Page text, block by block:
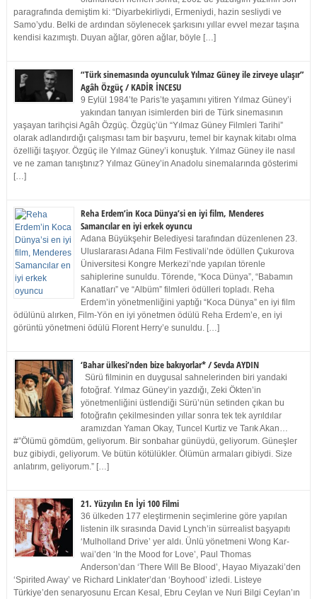
paragrafında demiştim ki: “Diyarbekirliydi, Ermeniydi, hazin sesliydi ve
Samo’ydu. Belki de ardından söylenecek şarkısını yıllar evvel mezar taşına
kendisi kazımıştı. Duyan ağlar, gören ağlar, böyle […]
“Türk sinemasında oyunculuk Yılmaz Güney ile zirveye ulaşır”
Agâh Özgüç / KADİR İNCESU
9 Eylül 1984’te Paris’te yaşamını yitiren Yılmaz Güney’i
yakından tanıyan isimlerden biri de Türk sinemasının
yaşayan tarihçisi Agâh Özgüç. Özgüç’ün “Yılmaz Güney Filmleri Tarihi”
olarak adlandırdığı çalışması tam bir başvuru, temel bir kaynak kitabı olma
özelliği taşıyor. Özgüç ile Yılmaz Güney’i konuştuk. Yılmaz Güney ile nasıl
ve ne zaman tanıştınız? Yılmaz Güney’in Anadolu sinemalarında gösterimi
[…]
Reha Erdem’in Koca Dünya’si en iyi film, Menderes
Samancılar en iyi erkek oyuncu
Adana Büyükşehir Belediyesi tarafından düzenlenen 23.
Uluslararası Adana Film Festivali’nde ödüllen Çukurova
Üniversitesi Kongre Merkezi’nde yapılan törenle
sahiplerine sunuldu. Törende, “Koca Dünya”, “Babamın
Kanatları” ve “Albüm” filmleri ödülleri topladı. Reha
Erdem’in yönetmenliğini yaptığı “Koca Dünya” en iyi film
ödülünü alırken, Film-Yön en iyi yönetmen ödülü Reha Erdem’e, en iyi
görüntü yönetmeni ödülü Florent Herry’e sunuldu. […]
‘Bahar ülkesi’nden bize bakıyorlar* / Sevda AYDIN
Sürü filminin en duygusal sahnelerinden biri yandaki
fotoğraf. Yılmaz Güney’in yazdığı, Zeki Ökten’in
yönetmenliğini üstlendiği Sürü’nün setinden çıkan bu
fotoğrafın çekilmesinden yıllar sonra tek tek ayrıldılar
aramızdan Yaman Okay, Tuncel Kurtiz ve Tarık Akan…
#”Ölümü gömdüm, geliyorum. Bir sonbahar günüydü, geliyorum. Güneşler
buz gibiydi, geliyorum. Ve bütün kötülükler. Ölümün armaları gibiydi. Size
anlatırım, geliyorum.” […]
21. Yüzyılın En İyi 100 Filmi
36 ülkeden 177 eleştirmenin seçimlerine göre yapılan
listenin ilk sırasında David Lynch’in sürrealist başyapıtı
‘Mulholland Drive’ yer aldı. Ünlü yönetmeni Wong Kar-
wai’den ‘In the Mood for Love’, Paul Thomas
Anderson’dan ‘There Will Be Blood’, Hayao Miyazaki’den
‘Spirited Away’ ve Richard Linklater’dan ‘Boyhood’ izledi. Listeye
Türkiye’den senaryosunu Ercan Kesal, Ebru Ceylan ve Nuri Bilgi Ceylan’ın